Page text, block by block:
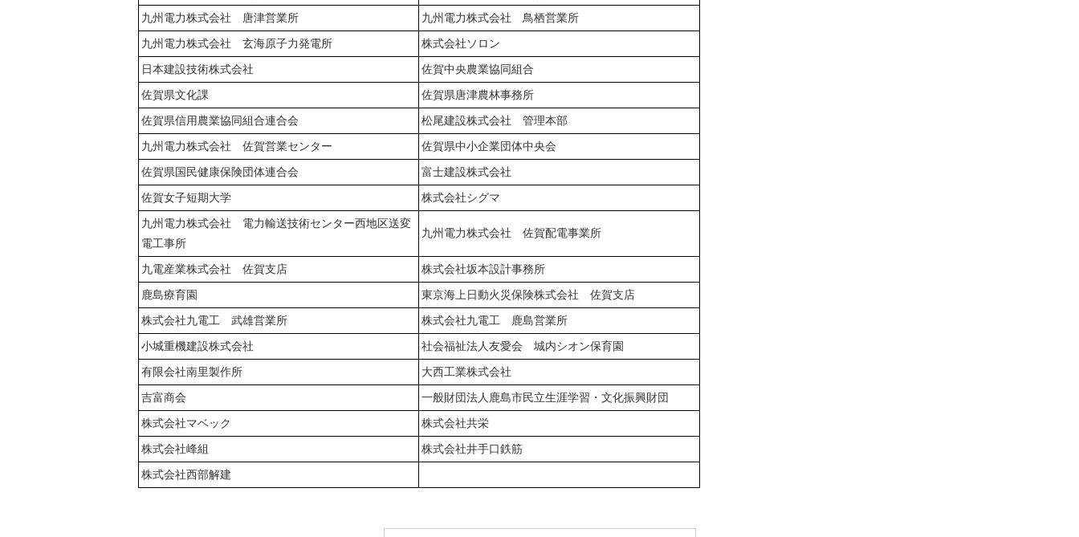
九州電力株式会社 唐津営業所
九州電力株式会社 鳥栖営業所
九州電力株式会社 玄海原子力発電所
株式会社ソロン
日本建設技術株式会社
佐賀中央農業協同組合
佐賀県文化課
佐賀県唐津農林事務所
佐賀県信用農業協同組合連合会
松尾建設株式会社 管理本部
九州電力株式会社 佐賀営業センター
佐賀県中小企業団体中央会
佐賀県国民健康保険団体連合会
富士建設株式会社
佐賀女子短期大学
株式会社シグマ
九州電力株式会社 電力輸送技術センター西地区送変
電工事所
九州電力株式会社 佐賀配電事業所
九電産業株式会社 佐賀支店
株式会社坂本設計事務所
鹿島療育園
東京海上日動火災保険株式会社 佐賀支店
株式会社九電工 武雄営業所
株式会社九電工 鹿島営業所
小城重機建設株式会社
社会福祉法人友愛会 城内シオン保育園
有限会社南里製作所
大西工業株式会社
吉富商会
一般財団法人鹿島市民立生涯学習・文化振興財団
株式会社マベック
株式会社共栄
株式会社峰組
株式会社井手口鉄筋
株式会社西部解建